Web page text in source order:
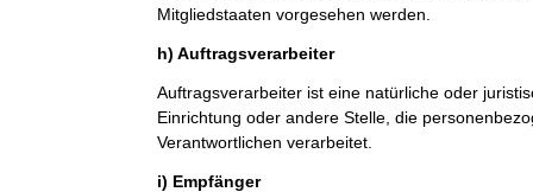
Mitgliedstaaten vorgesehen werden.
h) Auftragsverarbeiter
Auftragsverarbeiter ist eine natürliche oder
Einrichtung oder andere Stelle, die
Verantwortlichen verarbeitet.
i) Empfänger